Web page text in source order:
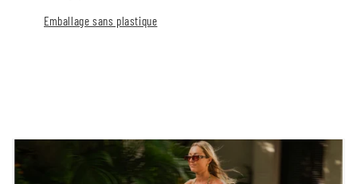
Emballage sans plastique